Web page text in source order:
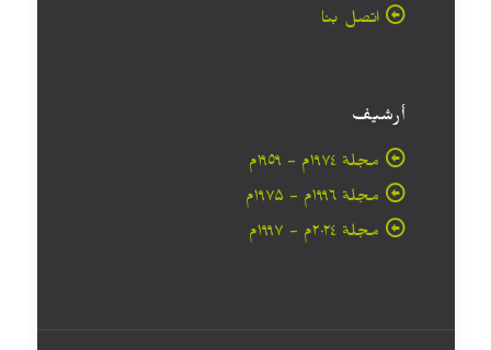
اتصل بنا
أرشيف
مجلة ۱۹۷٤م - ١٩٥٩م
مجلة ۱۹۹٦م - ۱۹۷۵م
مجلة ۲۰۲٤م - ۱۹۹۷م